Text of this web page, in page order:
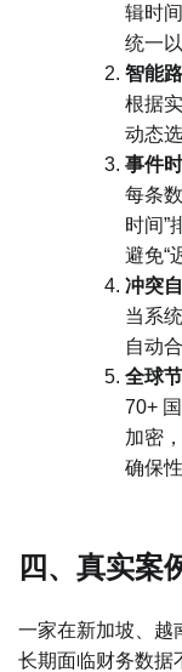
辑时间
统一
智能
根据
动态
事件
每条
时间”
避免“
冲突
当系
自动
全球
70+
加密，
确保
四、真实案
一家在新加坡、越
长期面临财务数据